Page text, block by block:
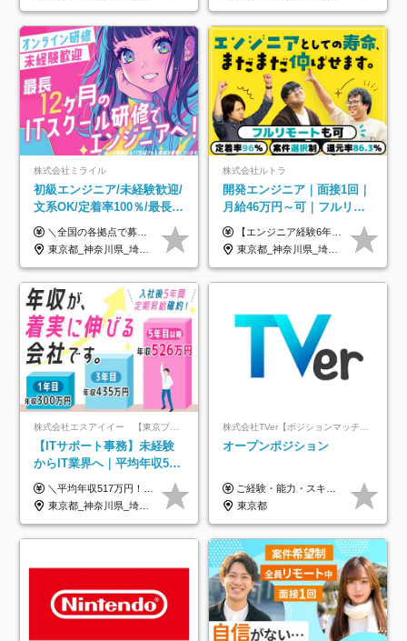
株式会社ミライル
初級エンジニア/未経験歓迎/
文系OK/定着率100％/最長1
年の自社ITスクール研修あ
り/年休130日
＼全国の各拠点で募集中！／ 給与は以下の通り、勤務地により異なります。 札幌：月給23万円～27万円 仙台：月給22万円～26万円 新潟：月給22万円～26万円 東京：月給26万円～30万円 大阪：月給24万円～29万円 福岡：月給23.5万円～27万円 沖縄：月給21万円～26万円 ◎給与は知識や経験を考慮して決定します。 ◎残業は別途全額支給します。 ◎試用期間12カ月あり（給与は以下の通りです。その他条件に変更はありません） （試用期間の給与） 札幌：月給18.6万円～ 仙台：月給19万円～ 新潟：月給18万円～ 東京：月給22万円～ 大阪：月給20.8万円～ 福岡：月給19万円～ 沖縄：月給18万円～
東京都_神奈川県_埼玉県_千葉県_大阪府_愛知県_北海道_青森県_岩手県_宮城県_秋田県_山形県_福島県_茨城県_栃木県_群馬県_新潟県_山梨県_長野県_富山県_石川県_福井県_静岡県_岐阜県_三重県_兵庫県_京都府_滋賀県_奈良県_和歌山県_広島県_岡山県_鳥取県_島根県_山口県_徳島県_香川県_愛媛県_高知県_福岡県_熊本県_佐賀県_長崎県_大分県_宮崎県_鹿児島県_沖縄県
株式会社ルトラ
開発エンジニア｜面接1回｜
月給46万円～可｜フルリモ
ートも可｜案件選択制｜定
着率96％以上｜副業OK｜住
宅手当
【エンジニア経験6年以上の方】 月給46万円～100万円（固定残業代含む） ※上記月給には月30時間分の固定残業代（月8万7,400円～月19万円）を含む。超過分は全額支給。 【エンジニア経験4年以上の方】 月給42万円～100万円（固定残業代含む） ※上記月給には月30時間分の固定残業代（月7万9,800円～月19万円）を含む。超過分は全額支給。 【エンジニア経験4年未満の方】 月給38万円～100万円（固定残業代含む） ※上記月給には月30時間分の固定残業代（月7万2,200円～月19万円）を含む。超過分は全額支給。 ※経験、スキル、前職給与などを踏まえて決定。 ◆ルトラの給与制度のポイント！◆ ・社員の95%が入社時に年収UP！最高で300万円UPの実績も ・平均還元率86.3%（交通費・住宅手当・会社負担分の社保も含む） ・人柄やポテンシャルを評価し、スキル以上の希望年収を提示することも ・退職金制度やリファラル手当（平均50万円）あり
東京都_神奈川県_埼玉県_千葉県_大阪府_愛知県_北海道_青森県_岩手県_宮城県_秋田県_山形県_福島県_茨城県_栃木県_群馬県_新潟県_山梨県_長野県_富山県_石川県_福井県_静岡県_岐阜県_三重県_兵庫県_京都府_滋賀県_奈良県_和歌山県_広島県_岡山県_鳥取県_島根県_山口県_徳島県_香川県_愛媛県_高知県_福岡県_熊本県_佐賀県_長崎県_大分県_宮崎県_鹿児島県_沖縄県
株式会社エスアイイー 【東京プロマーケット上場】
【ITサポート事務】未経験
からIT業界へ｜平均年収517
万円｜ホワイト企業認定｜
年休134日｜リモートOK
＼平均年収517万円！入社5年目まで毎年必ず昇給／ ■賞与年3回 ■年収800万円以上も可 ■入社3年以上の平均年収469.2万円 月給23万2000円以上＋賞与年3回＋各種手当 ☆入社5年目まで最大1万5000円の定期昇給を確約 ┃各種手当充実 ・規定の資格を取得すれば、2000円～5万円を毎月支給（2万4000円～60万円／年） ・研修中に取得した取得率95％の資格でも研修後の給料UP ※月給は年齢・経験・能力を考慮して、優遇いたします ※上記月給金額は固定残業代（20時間/3万1300円円以上）を含み、超過分は別途支給いたします ※試用期間（6ヶ月）は月給に変動はありますが、その他待遇に差異はありません ├入社後1ヶ月～3ヶ月間は、月給20万1900円となります └上記金額は固定残業代（10時間／1万6000円）を含み、超過分は別途支給いたします
東京都_神奈川県_埼玉県_千葉県_大阪府_愛知県_北海道_青森県_岩手県_宮城県_秋田県_山形県_福島県_茨城県_栃木県_群馬県_新潟県_山梨県_長野県_富山県_石川県_福井県_静岡県_岐阜県_三重県_兵庫県_京都府_滋賀県_奈良県_和歌山県_広島県_岡山県_鳥取県_島根県_山口県_徳島県_香川県_愛媛県_高知県_福岡県_熊本県_佐賀県_長崎県_大分県_宮崎県_鹿児島県_沖縄県
株式会社TVer【ポジションマッチ登録】
オープンポジション
ご経験・能力・スキル等により、当社基準にて優遇・相談のうえ決定いたします。
東京都